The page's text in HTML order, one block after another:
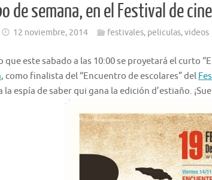
de semana, en el Festival de
12 noviembre, 2014 festivales, peliculas,videos
que este sabado a las 10:00 se proyetará el curto
, como finalista del “Encuentro de escolares” del
la espía de saber qui gana la edición d’estiaño.